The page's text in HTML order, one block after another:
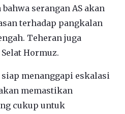
serangan AS akan
terhadap pangkalan
Teheran juga
Hormuz.
menanggapi eskalasi
memastikan
cukup untuk